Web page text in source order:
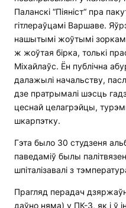
Паланскі “Піяніст“ пра
гітлераўцамі Варшаве.
нашытымі жоўтымі
ж жоўтая бірка, толькі
Міхайлаўс. Ён публічна
далажылі начальству,
дзе пратрымалі шэсць
цеснай целагрэйцы,
шкарпэтку.
Гэта было 30 студзеня
паведаміў былы
шпіталізавалі з
Прагляд перадач
даўно няма) у ПК-3, як і ў